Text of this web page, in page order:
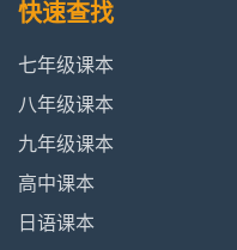
人教版英语写作
快速查找
七年级课本
八年级课本
九年级课本
高中课本
日语课本